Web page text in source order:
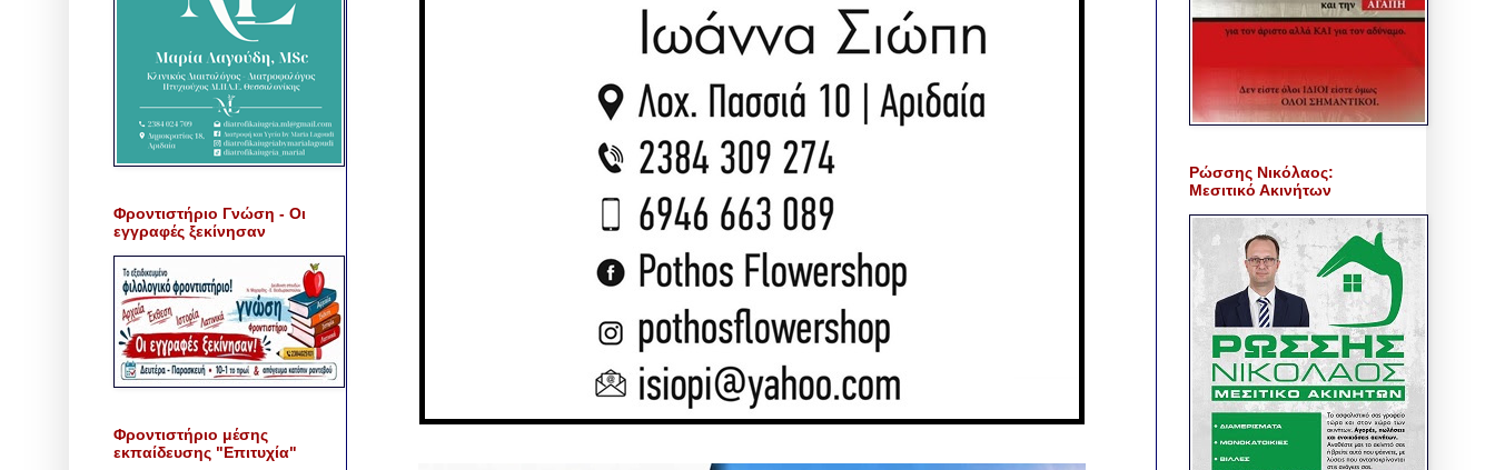
Φροντιστήριο Γνώση - Οι
εγγραφές ξεκίνησαν
Φροντιστήριο μέσης
εκπαίδευσης "Επιτυχία"
Ρώσσης Νικόλαος:
Μεσιτικό Ακινήτων